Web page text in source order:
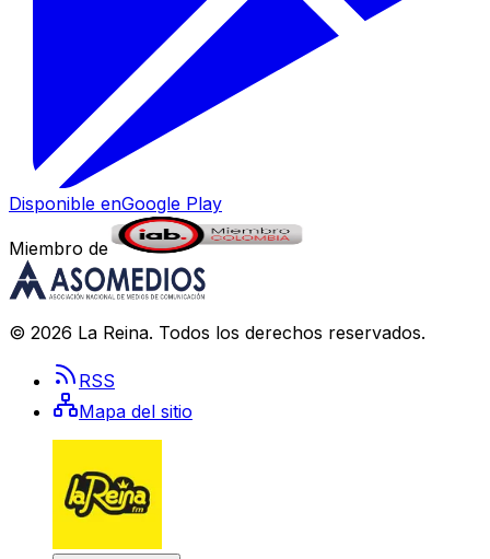
Disponible enGoogle Play
Miembro de
© 2026 La Reina. Todos los derechos reservados.
RSS
Mapa del sitio